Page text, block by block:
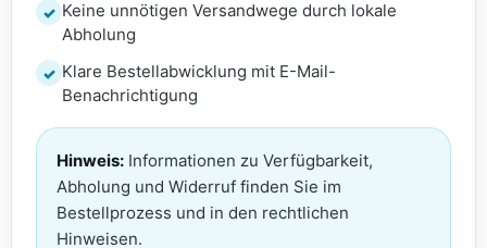
Keine unnötigen Versandwege durch lokale
Abholung
Klare Bestellabwicklung mit E-Mail-
Benachrichtigung
Hinweis: Informationen zu Verfügbarkeit,
Abholung und Widerruf finden Sie im
Bestellprozess und in den rechtlichen
Hinweisen.